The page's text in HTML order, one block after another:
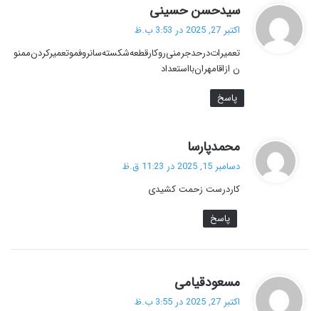
سیدحسن حسینی
:
اکتبر 27, 2025 در 3:53 ب.ظ
تعمیرات‌درحد‌جرمنی‌روکارقطعه‌شکسته‌سانروفمو‌تعمیرکردن‌ممنو
ن ازاقامهران‌بااستعداد
پاسخ
محمدپارسا
ف
:
دسامبر 15, 2025 در 11:23 ق.ظ
کاردرست زحمت کشیدی
پاسخ
مسعودقیامی
ف
اکتبر 27, 2025 در 3:55 ب.ظ